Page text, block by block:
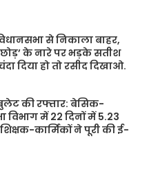
से निकाला बाहर,
छोड़’ के नारे पर भड़के सतीश
दिया हो तो रसीद दिखाओ.
की रफ्तार: बेसिक-
विभाग में 22 दिनों में 5.23
कार्मिकों ने पूरी की ई-